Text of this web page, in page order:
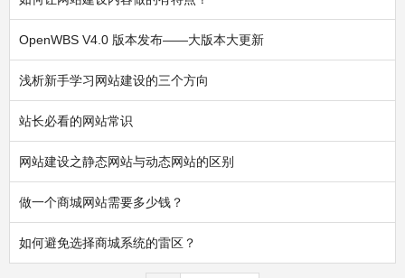
OpenWBS V4.0 版本发布——大版本大更新
浅析新手学习网站建设的三个方向
站长必看的网站常识
网站建设之静态网站与动态网站的区别
做一个商城网站需要多少钱？
如何避免选择商城系统的雷区？